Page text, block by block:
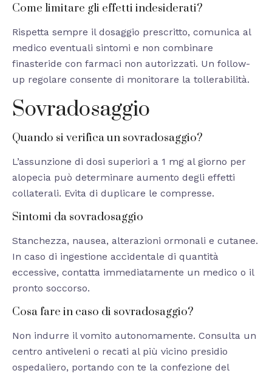
Come limitare gli effetti indesiderati?
Rispetta sempre il dosaggio prescritto, comunica al
medico eventuali sintomi e non combinare
finasteride con farmaci non autorizzati. Un follow-
up regolare consente di monitorare la tollerabilità.
Sovradosaggio
Quando si verifica un sovradosaggio?
L’assunzione di dosi superiori a 1 mg al giorno per
alopecia può determinare aumento degli effetti
collaterali. Evita di duplicare le compresse.
Sintomi da sovradosaggio
Stanchezza, nausea, alterazioni ormonali e cutanee.
In caso di ingestione accidentale di quantità
eccessive, contatta immediatamente un medico o il
pronto soccorso.
Cosa fare in caso di sovradosaggio?
Non indurre il vomito autonomamente. Consulta un
centro antiveleni o recati al più vicino presidio
ospedaliero, portando con te la confezione del